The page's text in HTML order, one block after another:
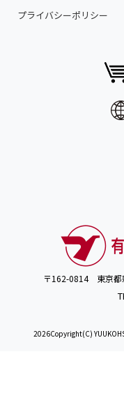
プライバシーポリシー
〒162-0814 東京都
2026Copyright(C)